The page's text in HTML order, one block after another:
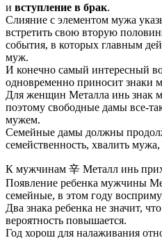
и вступление в брак.
Слияние с элементом мужа
встретить свою вторую
события, в которых главным
муж.
И конечно самый интересный
одновременно приносит знаки
Для женщин Металла инь знак
поэтому свободные дамы все-
мужем.
Семейные дамы должны
семейственность, хвалить
К мужчинам 辛 Металл инь
Появление ребенка мужчины
семейные, в этом году
Два знака ребенка не значит,
вероятность повышается.
Год хорош для налаживания